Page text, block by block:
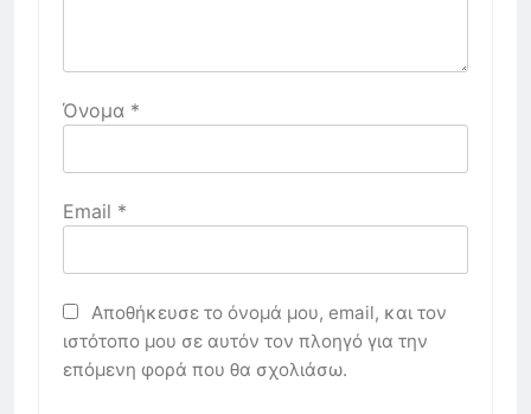
Όνομα *
Email *
Αποθήκευσε το όνομά μου, email, και τον
ιστότοπο μου σε αυτόν τον πλοηγό για την
επόμενη φορά που θα σχολιάσω.